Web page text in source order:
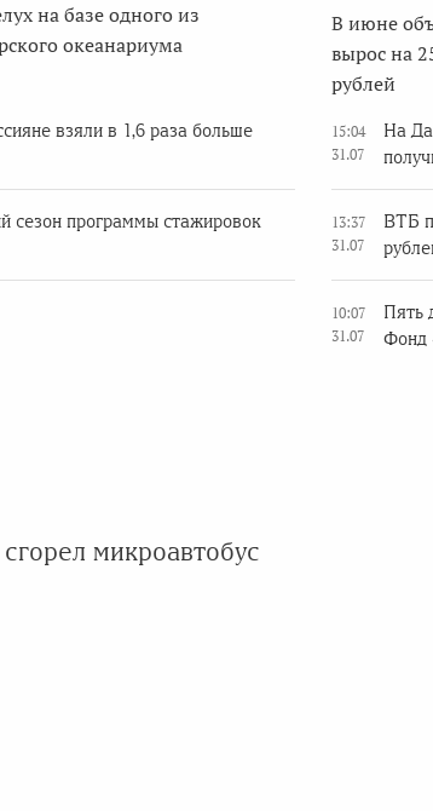
на базе одного из
океанариума
В июне
вырос на
рублей
взяли в 1,6 раза больше
сезон программы стажировок
15:04
31.07
На
13:37
31.07
ВТБ
10:07
31.07
Пять
Фонд
микроавтобус